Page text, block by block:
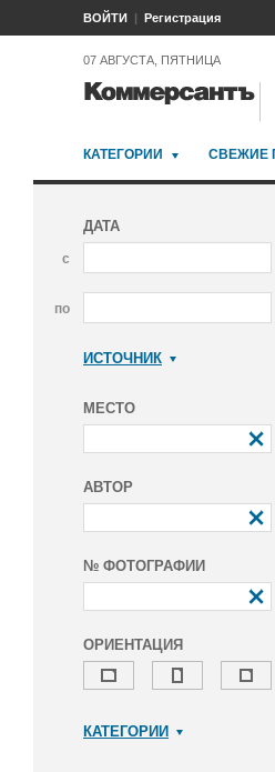
ВОЙТИ Регистрация
07 АВГУСТА, ПЯТНИЦА
КАТЕГОРИИ СВЕЖИЕ
ДАТА
с
по
ИСТОЧНИК
МЕСТО
АВТОР
№ ФОТОГРАФИИ
ОРИЕНТАЦИЯ
КАТЕГОРИИ